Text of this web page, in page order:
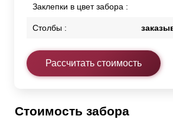
Заклепки в цвет забора :
Столбы :
Рассчитать стоимость
Стоимость забора